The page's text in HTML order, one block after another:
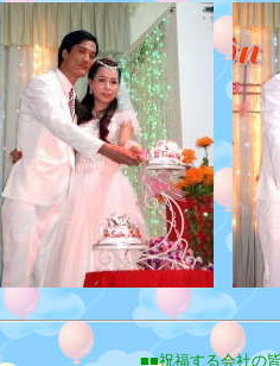
■■祝福する会社の